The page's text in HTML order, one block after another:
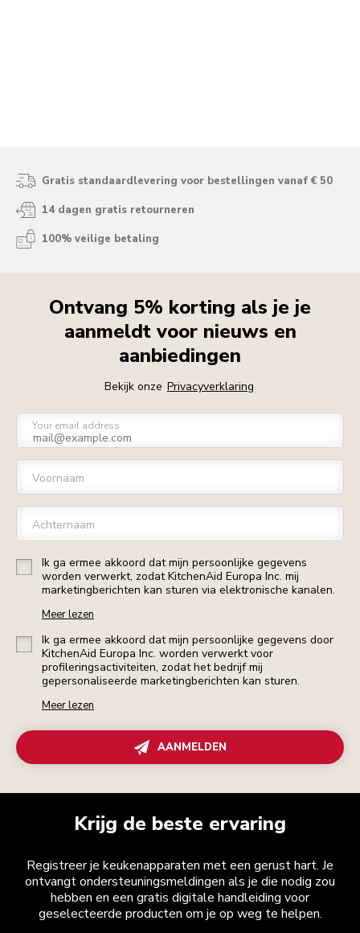
Gratis standaardlevering voor bestellingen vanaf € 50
14 dagen gratis retourneren
100% veilige betaling
Ontvang 5% korting als je je
aanmeldt voor nieuws en
aanbiedingen
Bekijk onze Privacyverklaring
Your email address
Voornaam
Achternaam
Ik ga ermee akkoord dat mijn persoonlijke gegevens
worden verwerkt, zodat KitchenAid Europa Inc. mij
marketingberichten kan sturen via elektronische kanalen.
Meer lezen
Ik ga ermee akkoord dat mijn persoonlijke gegevens door
KitchenAid Europa Inc. worden verwerkt voor
profileringsactiviteiten, zodat het bedrijf mij
gepersonaliseerde marketingberichten kan sturen.
Meer lezen
AANMELDEN
Krijg de beste ervaring
Registreer je keukenapparaten met een gerust hart. Je
ontvangt ondersteuningsmeldingen als je die nodig zou
hebben en een gratis digitale handleiding voor
geselecteerde producten om je op weg te helpen.